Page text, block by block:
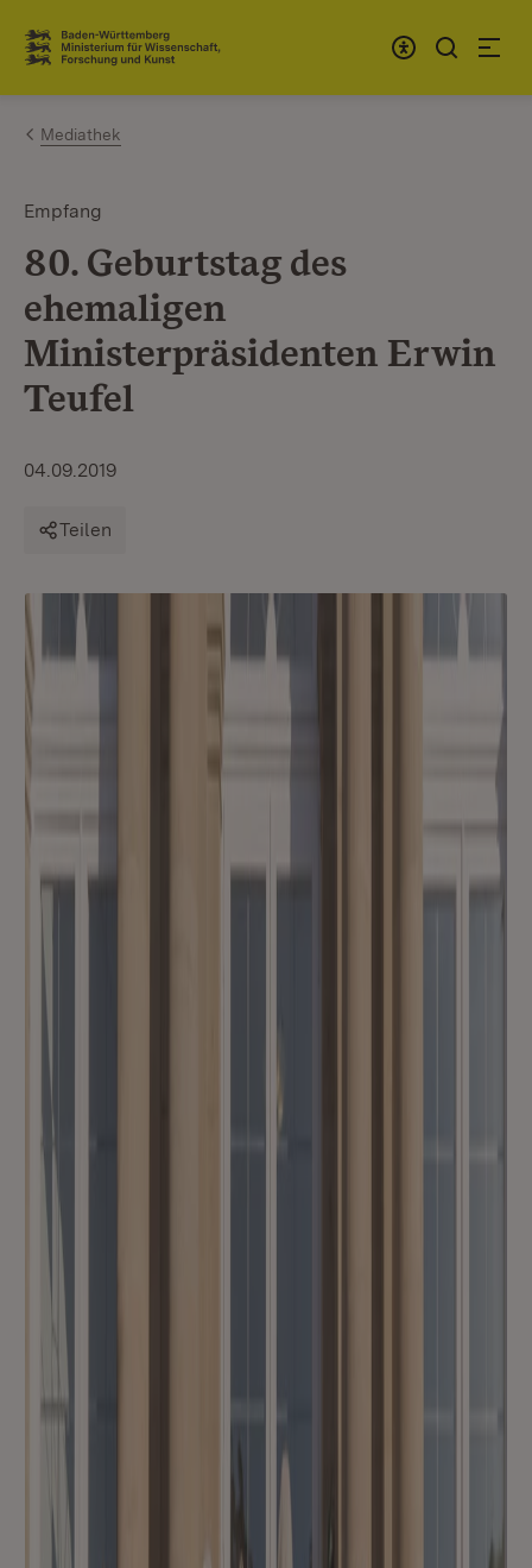
Zum Inhalt springen
Link zur Startseite
Mediathek
Empfang
80. Geburtstag des
ehemaligen
Ministerpräsidenten Erwin
Teufel
04.09.2019
Teilen